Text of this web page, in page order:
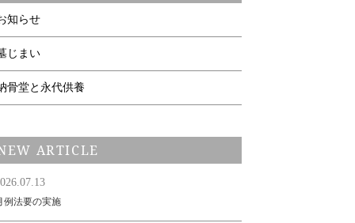
知らせ
じまい
骨堂と永代供養
ARTICLE
例法要の実施